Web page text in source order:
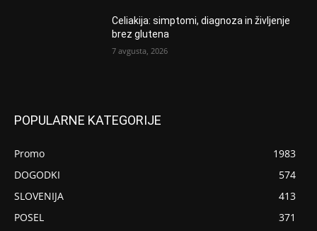
Celiakija: simptomi, diagnoza in življenje
brez glutena
7 avgusta, 2026
POPULARNE KATEGORIJE
Promo
1983
DOGODKI
574
SLOVENIJA
413
POSEL
371